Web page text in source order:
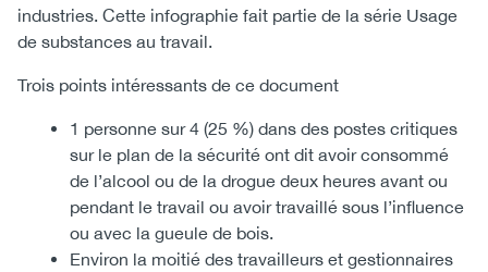
industries. Cette infographie fait partie de la série Usage
de substances au travail.
Trois points intéressants de ce document
1 personne sur 4 (25 %) dans des postes critiques
sur le plan de la sécurité ont dit avoir consommé
de l’alcool ou de la drogue deux heures avant ou
pendant le travail ou avoir travaillé sous l’influence
ou avec la gueule de bois.
Environ la moitié des travailleurs et gestionnaires